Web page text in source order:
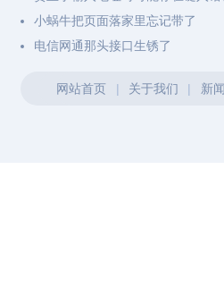
小蜗牛把页面落家里忘记带了
电信网通那头接口生锈了
网站首页 | 关于我们 | 新